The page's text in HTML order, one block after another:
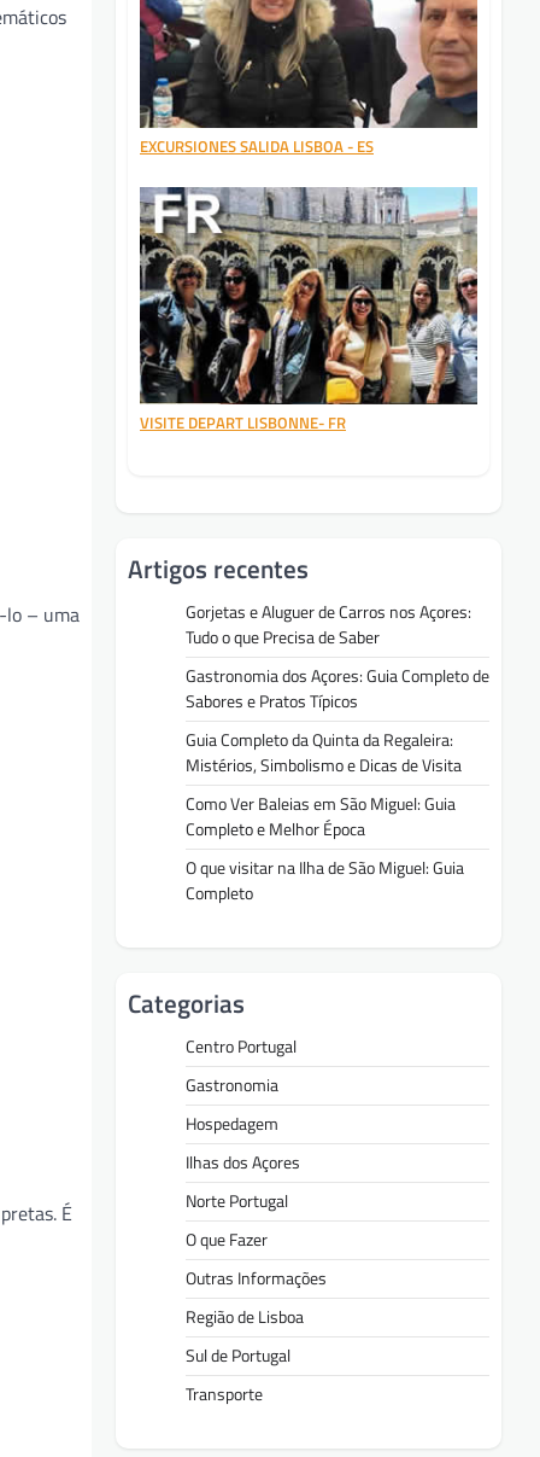
lo – uma
É
EXCURSIONES SALIDA LISBOA - ES
VISITE DEPART LISBONNE- FR
Artigos recentes
Gorjetas e Aluguer de Carros nos Açores:
Tudo o que Precisa de Saber
Gastronomia dos Açores: Guia Completo de
Sabores e Pratos Típicos
Guia Completo da Quinta da Regaleira:
Mistérios, Simbolismo e Dicas de Visita
Como Ver Baleias em São Miguel: Guia
Completo e Melhor Época
O que visitar na Ilha de São Miguel: Guia
Completo
Categorias
Centro Portugal
Gastronomia
Hospedagem
Ilhas dos Açores
Norte Portugal
O que Fazer
Outras Informações
Região de Lisboa
Sul de Portugal
Transporte